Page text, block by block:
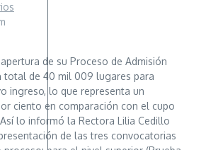
de su Proceso de Admisión
total de 40 mil 009 lugares para
ingreso, lo que representa un
ciento en comparación con el cupo
lo informó la Rectora Lilia Cedillo
de las tres convocatorias